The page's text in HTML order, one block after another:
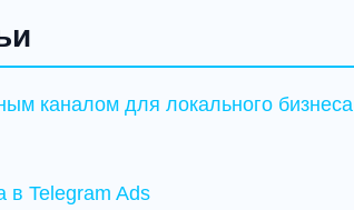
каналом для локального бизнеса
в Telegram Ads